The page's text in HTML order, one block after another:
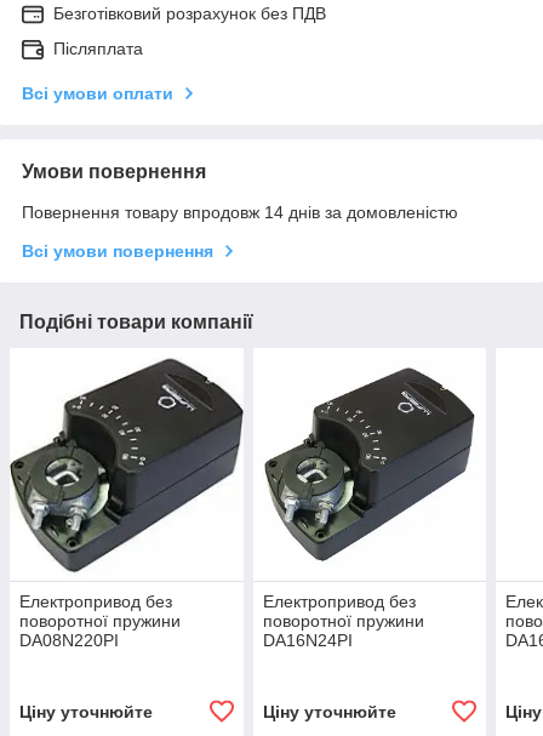
Безготівковий розрахунок без ПДВ
Післяплата
Всі умови оплати
Умови повернення
Повернення товару впродовж 14 днів за домовленістю
Всі умови повернення
Подібні товари компанії
Електропривод без
поворотної пружини
DA08N220PI
Ціну уточнюйте
Електропривод без
поворотної пружини
DA16N24PI
Ціну уточнюйте